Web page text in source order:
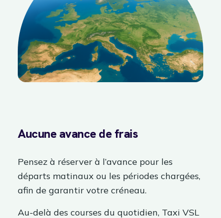
Aucune avance de frais
Pensez à réserver à l’avance pour les
départs matinaux ou les périodes chargées,
afin de garantir votre créneau.
Au-delà des courses du quotidien, Taxi VSL